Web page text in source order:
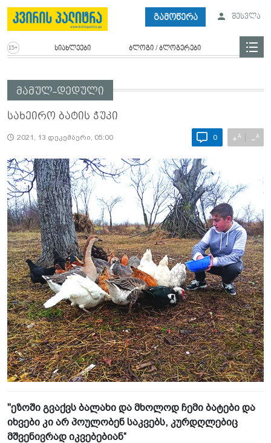
გამოწერა შესვლა
სიახლეები ბლოგი / ბლოგერები
მამულ-დედული
სახეირო ბატის ჭუკი
2021, 13 დეკემბერი, 05:00 0 +A −A
"ეზოში გვაქვს ბალახი და მხოლოდ ჩემი ბატები და
იხვები კი არ პოულობენ საკვებს, კურდღლებიც
მშვენივრად იკვებებიან“